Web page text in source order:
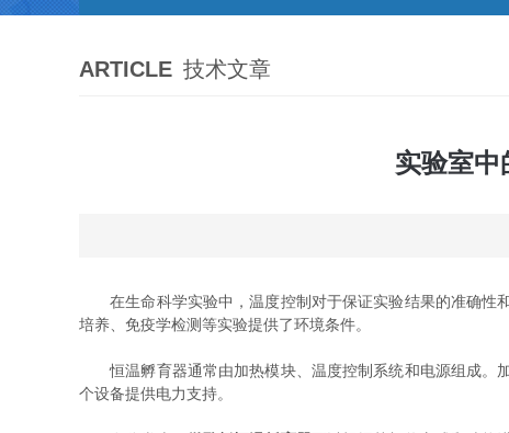
ARTICLE 技术文章
实验室中
在生命科学实验中，温度控制对于保证实验结果的准确性
培养、免疫学检测等实验提供了环境条件。
恒温孵育器通常由加热模块、温度控制系统和电源组成。
个设备提供电力支持。